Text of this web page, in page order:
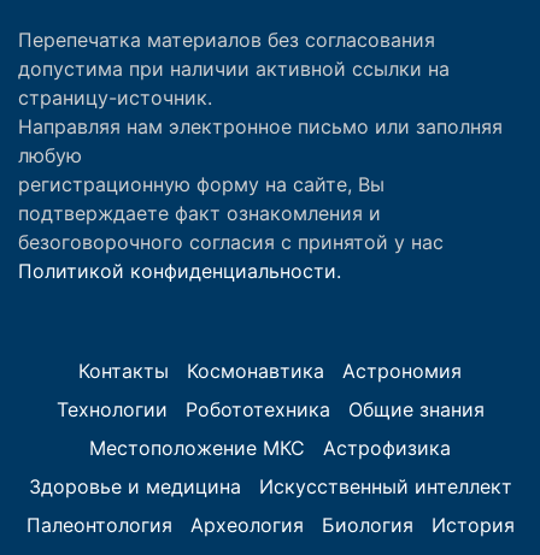
Перепечатка материалов без согласования
допустима при наличии активной ссылки на
страницу-источник.
Направляя нам электронное письмо или заполняя
любую
регистрационную форму на сайте, Вы
подтверждаете факт ознакомления и
безоговорочного согласия с принятой у нас
Политикой конфиденциальности.
Контакты Космонавтика
Астрономия
Технологии
Робототехника
Общие знания
Местоположение МКС
Астрофизика
Здоровье и медицина
Искусственный интеллект
Палеонтология
Археология Биология
История